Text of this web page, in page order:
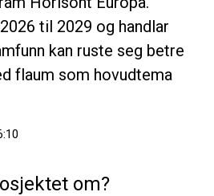
til 2029 og handlar
kan ruste seg betre
flaum som hovudtema
om?